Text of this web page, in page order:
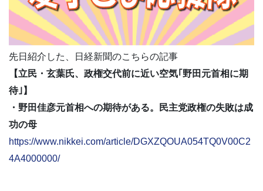
先日紹介した、日経新聞のこちらの記事
【立民・玄葉氏、政権交代前に近い空気｢野田元首相に期
待｣】
・野田佳彦元首相への期待がある。民主党政権の失敗は成
功の母
https://www.nikkei.com/article/DGXZQOUA054TQ0V00C2
4A4000000/